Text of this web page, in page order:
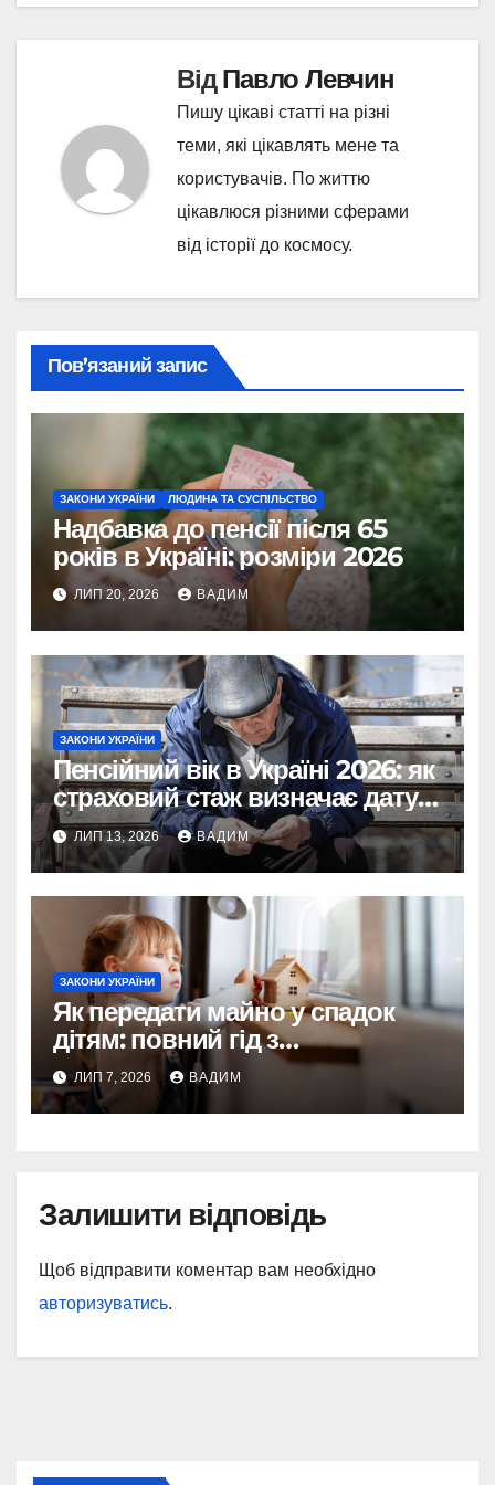
ВідПавло Левчин
Пишу цікаві статті на різні
теми, які цікавлять мене та
користувачів. По життю
цікавлюся різними сферами
від історії до космосу.
Пов’язаний запис
ЗАКОНИ УКРАЇНИ ЛЮДИНА ТА СУСПІЛЬСТВО
Надбавка до пенсії після 65
років в Україні: розміри 2026
ЛИП 20, 2026 ВАДИМ
ЗАКОНИ УКРАЇНИ
Пенсійний вік в Україні 2026: як
страховий стаж визначає дату
виходу на пенсію
ЛИП 13, 2026 ВАДИМ
ЗАКОНИ УКРАЇНИ
Як передати майно у спадок
дітям: повний гід з
урахуванням змін 2026 року
ЛИП 7, 2026 ВАДИМ
Залишити відповідь
Щоб відправити коментар вам необхідно
авторизуватись.